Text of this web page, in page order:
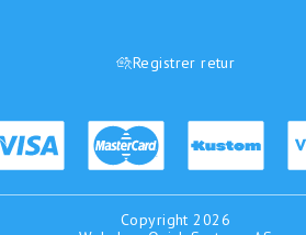
Registrer retur
Copyright 2026